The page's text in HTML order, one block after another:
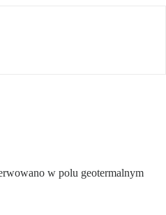
w polu geotermalnym